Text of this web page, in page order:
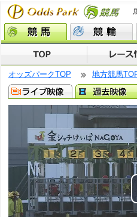
オッズパークTOP 地方競馬